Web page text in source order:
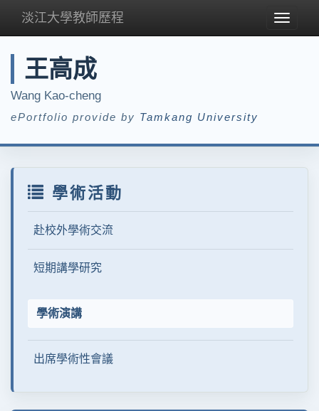
Toggle
淡江大學教師歷程
王高成
Wang Kao-cheng
ePortfolio provide by Tamkang University
學術活動
赴校外學術交流
短期講學研究
學術演講
出席學術性會議